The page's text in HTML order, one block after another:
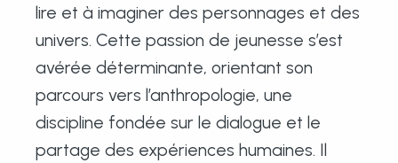
lire et à imaginer des personnages et des
univers. Cette passion de jeunesse s’est
avérée déterminante, orientant son
parcours vers l’anthropologie, une
discipline fondée sur le dialogue et le
partage des expériences humaines. Il